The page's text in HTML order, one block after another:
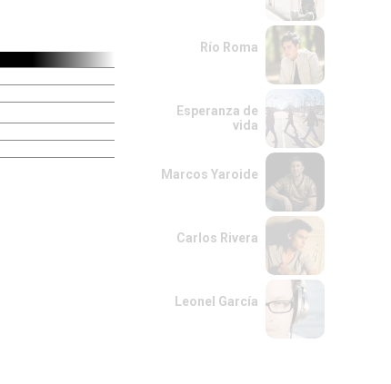
Río Roma
Esperanza de
vida
Marcos Yaroide
Carlos Rivera
Leonel García